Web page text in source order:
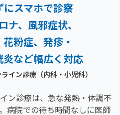
スマホで診察
ナ、風邪症状、
粉症、 発疹・
など幅広く対応
イン診療（内科・小児科）
ン診療は、急な発熱・体調不
病院での待ち時間なしに医師